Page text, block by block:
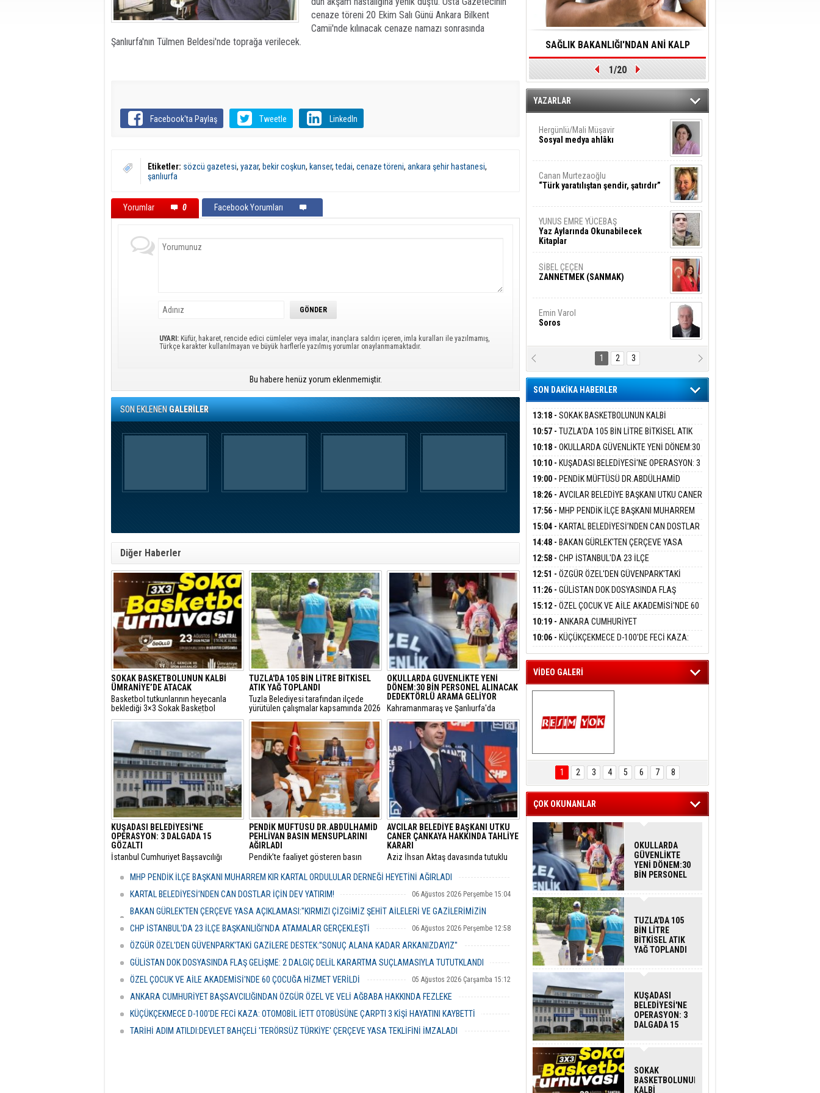
cenaze töreni 20 Ekim Salı Günü Ankara Bilkent
Camii'nde kılınacak cenaze namazı sonrasında
Şanlıurfa'nın Tülmen Beldesi'nde toprağa verilecek.
Facebook'ta Paylaş Tweetle LinkedIn
Etiketler: sözcü gazetesi, yazar, bekir coşkun, kanser,tedai, cenaze töreni, ankara şehir hastanesi,
şanlıurfa
Yorumlar 0 Facebook Yorumları
UYARI: Küfür, hakaret, rencide edici cümleler veya imalar, inançlara saldırı içeren, imla kuralları ile yazılmamış,
Türkçe karakter kullanılmayan ve büyük harflerle yazılmış yorumlar onaylanmamaktadır.
Bu habere henüz yorum eklenmemiştir.
SON EKLENENGALERİLER
Diğer Haberler
SOKAK BASKETBOLUNUN KALBİ
ÜMRANİYE’DE ATACAK
Basketbol tutkunlarının heyecanla
beklediği 3×3 Sokak Basketbol
Turnuvası, bu yıl 7’nci kez Ümraniye
TUZLA'DA 105 BİN LİTRE BİTKİSEL
ATIK YAĞ TOPLANDI
Tuzla Belediyesi tarafından ilçede
yürütülen çalışmalar kapsamında 2026
yılında 105 bin litre bitkisel atık yağ
toplandı.
OKULLARDA GÜVENLİKTE YENİ
DÖNEM:30 BİN PERSONEL ALINACAK
DEDEKTÖRLÜ ARAMA GELİYOR
​Kahramanmaraş ve Şanlıurfa'da
meydana gelen okul saldırılarının
ardından eğitim kurumlarındaki
güvenlik önlemleri baştan aşağı
yenileniyor.
KUŞADASI BELEDİYESİ'NE
OPERASYON: 3 DALGADA 15
GÖZALTI
​İstanbul Cumhuriyet Başsavcılığı
"rüşvet" ve "irtikap" soruşturmasında
Kuşadası Belediyesi’ne yönelik üçüncü
dalga operasyonu düzenlendi.
PENDİK MÜFTÜSÜ DR.ABDÜLHAMİD
PEHLİVAN BASIN MENSUPLARINI
AĞIRLADI
​Pendik’te faaliyet gösteren basın
görevine başlayan Dr. Abdulhamid
yeni görevi için tebriklerini iletti.
AVCILAR BELEDİYE BAŞKANI UTKU
CANER ÇANKAYA HAKKINDA TAHLİYE
KARARI
​Aziz İhsan Aktaş davasında tutuklu
Utku Caner Çaykara ile Seyhan
Özcan Zenger için tahliye kararı çıktı.
MHP PENDİK İLÇE BAŞKANI MUHARREM KIR KARTAL ORDULULAR DERNEĞİ HEYETİNİ AĞIRLADI
06 Ağustos 2026 Perşembe 17:56
KARTAL BELEDİYESİ’NDEN CAN DOSTLAR İÇİN DEV YATIRIM! 06 Ağustos 2026 Perşembe 15:04
BAKAN GÜRLEK'TEN ÇERÇEVE YASA AÇIKLAMASI:''KIRMIZI ÇİZGİMİZ ŞEHİT AİLELERİ VE GAZİLERİMİZİN
HASSASİYETİDİR''
CHP İSTANBUL'DA 23 İLÇE BAŞKANLIĞI'NDA ATAMALAR GERÇEKLEŞTİ 06 Ağustos 2026 Perşembe 12:58
ÖZGÜR ÖZEL'DEN GÜVENPARK'TAKİ GAZİLERE DESTEK:''SONUÇ ALANA KADAR ARKANIZDAYIZ''
06 Ağustos 2026 Perşembe 12:51
GÜLİSTAN DOK DOSYASINDA FLAŞ GELİŞME: 2 DALGIÇ DELİL KARARTMA SUÇLAMASIYLA TUTUTKLANDI
06 Ağustos 2026 Perşembe 11:26
ÖZEL ÇOCUK VE AİLE AKADEMİSİ'NDE 60 ÇOCUĞA HİZMET VERİLDİ 05 Ağustos 2026 Çarşamba 15:12
ANKARA CUMHURİYET BAŞSAVCILIĞINDAN ÖZGÜR ÖZEL VE VELİ AĞBABA HAKKINDA FEZLEKE
05 Ağustos 2026 Çarşamba 10:19
KÜÇÜKÇEKMECE D-100'DE FECİ KAZA: OTOMOBİL İETT OTOBÜSÜNE ÇARPTI 3 KİŞİ HAYATINI KAYBETTİ
05 Ağustos 2026 Çarşamba 10:06
TARİHİ ADIM ATILDI:DEVLET BAHÇELİ 'TERÖRSÜZ TÜRKİYE' ÇERÇEVE YASA TEKLİFİNİ İMZALADI
SAĞLIK BAKANLIĞI'NDAN ANİ KALP
DURMALARINA HIZLI MÜDAHALE
EDİLMESİNE YÖNELİK ÖNLENMESİ İÇİN
ÖNEMLİ ADIM
1/20
YAZARLAR
Hergünlü/Mali Müşavir
Sosyal medya ahlâkı
Canan Murtezaoğlu
“Türk yaratılıştan şendir, şatırdır”
YUNUS EMRE YÜCEBAŞ
Yaz Aylarında Okunabilecek
Kitaplar
SİBEL ÇEÇEN
ZANNETMEK (SANMAK)
Emin Varol
Soros
Karanlık DNA Kuşaklararası
Şiddetin Biyolojik Faturası
Şiyar Adıyaman
Ben Bu Sahaya Sığmazam
Hasan Ali Çölük
Bir Satırın İçindeki İnsan
Ezgi Kılıç
SİVAS: ATEŞE ATILAN VİCDAN
BARIŞ BAŞARSLAN
ADANMAK
Meltem Kaynas
AFFETMEYECEĞİM!
1 2 3
SON DAKİKA HABERLER
13:18 - SOKAK BASKETBOLUNUN KALBİ
ÜMRANİYE’DE ATACAK
10:57 - TUZLA'DA 105 BİN LİTRE BİTKİSEL ATIK
YAĞ TOPLANDI
10:18 - OKULLARDA GÜVENLİKTE YENİ DÖNEM:30
BİN PERSONEL ALINACAK DEDEKTÖRLÜ ARAMA
GELİYOR
10:10 - KUŞADASI BELEDİYESİ'NE OPERASYON: 3
DALGADA 15 GÖZALTI
19:00 - PENDİK MÜFTÜSÜ DR.ABDÜLHAMİD
PEHLİVAN BASIN MENSUPLARINI AĞIRLADI
18:26 - AVCILAR BELEDİYE BAŞKANI UTKU CANER
ÇANKAYA HAKKINDA TAHLİYE KARARI
17:56 - MHP PENDİK İLÇE BAŞKANI MUHARREM
KIR KARTAL ORDULULAR DERNEĞİ HEYETİNİ
AĞIRLADI
15:04 - KARTAL BELEDİYESİ’NDEN CAN DOSTLAR
İÇİN DEV YATIRIM!
14:48 - BAKAN GÜRLEK'TEN ÇERÇEVE YASA
AÇIKLAMASI:''KIRMIZI ÇİZGİMİZ ŞEHİT AİLELERİ
VE GAZİLERİMİZİN HASSASİYETİDİR''
12:58 - CHP İSTANBUL'DA 23 İLÇE
BAŞKANLIĞI'NDA ATAMALAR GERÇEKLEŞTİ
12:51 - ÖZGÜR ÖZEL'DEN GÜVENPARK'TAKİ
GAZİLERE DESTEK:''SONUÇ ALANA KADAR
ARKANIZDAYIZ''
11:26 - GÜLİSTAN DOK DOSYASINDA FLAŞ
GELİŞME: 2 DALGIÇ DELİL KARARTMA
SUÇLAMASIYLA TUTUTKLANDI
15:12 - ÖZEL ÇOCUK VE AİLE AKADEMİSİ'NDE 60
ÇOCUĞA HİZMET VERİLDİ
10:19 - ANKARA CUMHURİYET
BAŞSAVCILIĞINDAN ÖZGÜR ÖZEL VE VELİ
AĞBABA HAKKINDA FEZLEKE
10:06 - KÜÇÜKÇEKMECE D-100'DE FECİ KAZA:
OTOMOBİL İETT OTOBÜSÜNE ÇARPTI 3 KİŞİ
HAYATINI KAYBETTİ
VİDEO GALERİ
KARTAL ENGELSİZ
YAŞAM FESTİVALİ
KONSERİ
İZLEYİCİLERİ MEST
1 2 3 4 5 6 7 8
ÇOK OKUNANLAR
OKULLARDA
GÜVENLİKTE
YENİ DÖNEM:30
BİN PERSONEL
DEDEKTÖRLÜ
TUZLA'DA 105
BİN LİTRE
BİTKİSEL ATIK
YAĞ TOPLANDI
KUŞADASI
BELEDİYESİ'NE
OPERASYON: 3
DALGADA 15
SOKAK
BASKETBOLUNUN
KALBİ